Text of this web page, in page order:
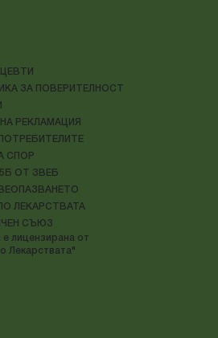
ЗА ПОВЕРИТЕЛНОСТ
РЕКЛАМАЦИЯ
СПОР
ОТ ЗВЕБ
ЛЕКАРСТВАТА
СЪЮЗ
лицензирана от
Лекарствата"